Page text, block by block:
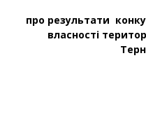
про результати
власності